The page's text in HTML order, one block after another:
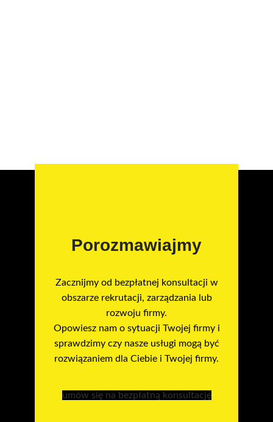
Porozmawiajmy
Zacznijmy od bezpłatnej konsultacji w
obszarze rekrutacji, zarządzania lub
rozwoju firmy.
Opowiesz nam o sytuacji Twojej firmy i
sprawdzimy czy nasze usługi mogą być
rozwiązaniem dla Ciebie i Twojej firmy.
umów się na bezpłatną konsultację